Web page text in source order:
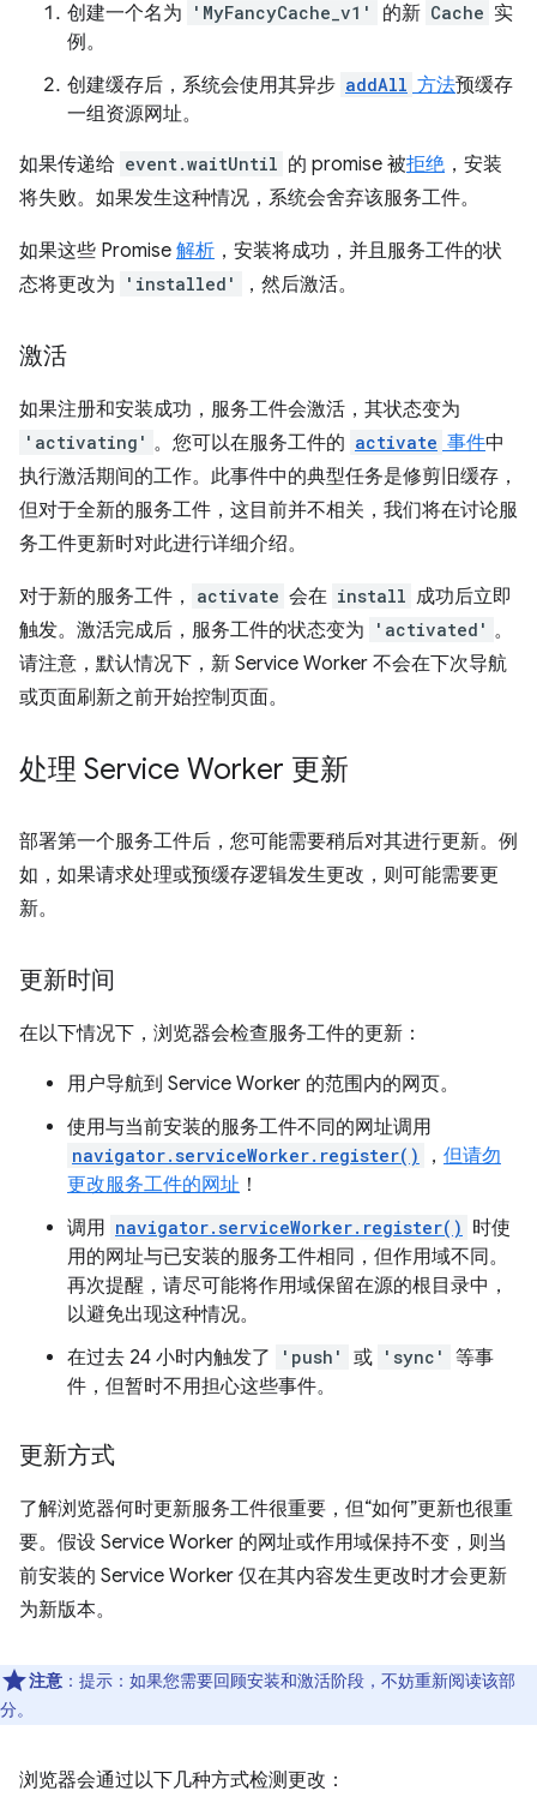
创建一个名为 'MyFancyCache_v1' 的新 Cache 实
例。
创建缓存后，系统会使用其异步 addAll 方法预缓存
一组资源网址。
如果传递给 event.waitUntil 的 promise 被拒绝 ，安装
将失败。如果发生这种情况，系统会舍弃该服务工件。
如果这些 Promise 解析 ，安装将成功，并且服务工件的状
态将更改为
'installed' ，然后激活。
激活
如果注册和安装成功，服务工件会激活，其状态变为
'activating' 。您可以在服务工件的 activate 事件中
执行激活期间的工作。此事件中的典型任务是修剪旧缓存，
但对于全新的服务工件，这目前并不相关，我们将在讨论服
务工件更新时对此进行详细介绍。
对于新的服务工件， activate 会在 install 成功后立即
触发。激活完成后，服务工件的状态变为
'activated' 。
请注意，默认情况下，新 Service Worker 不会在下次导航
或页面刷新之前开始控制页面。
处理 Service Worker 更新
部署第一个服务工件后，您可能需要稍后对其进行更新。例
如，如果请求处理或预缓存逻辑发生更改，则可能需要更
新。
更新时间
在以下情况下，浏览器会检查服务工件的更新：
用户导航到 Service Worker 的范围内的网页。
使用与当前安装的服务工件不同的网址调用
navigator.serviceWorker.register() ， 但请勿
更改服务工件的网址 ！
调用 navigator.serviceWorker.register() 时使
用的网址与已安装的服务工件相同，但作用域不同。
再次提醒，请尽可能将作用域保留在源的根目录中，
以避免出现这种情况。
在过去 24 小时内触发了
'push' 或 'sync'
等事
件，但暂时不用担心这些事件。
更新方式
了解浏览器何时更新服务工件很重要，但“如何”更新也很重
要。 假设 Service Worker 的网址或作用域保持不变，则当
前安装的 Service Worker 仅在其内容发生更改时才会更新
为新版本。
注意 ：提示：如果您需要回顾安装和激活阶段，不妨重新阅读该部
分。
浏览器会通过以下几种方式检测更改：